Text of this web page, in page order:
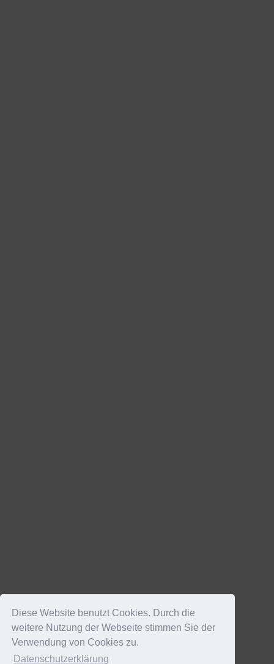
Diese Website benutzt Cookies. Durch die
weitere Nutzung der Webseite stimmen Sie der
Verwendung von Cookies zu.
Datenschutzerklärung